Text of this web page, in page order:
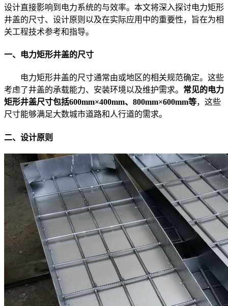
设计直接影响到电力系统的与效率。本文将深入探讨电力矩形
井盖的尺寸、设计原则以及在实际应用中的重要性，旨在为相
关工程技术参考和指导。
一、电力矩形井盖的尺寸
电力矩形井盖的尺寸通常由或地区的相关规范确定。这些
考虑了井盖的承载能力、安装环境以及维护需求。 常见的电力
矩形井盖尺寸包括600mm×400mm、800mm×600mm等，这些
尺寸能够满足大数城市道路和人行道的需求。
二、设计原则